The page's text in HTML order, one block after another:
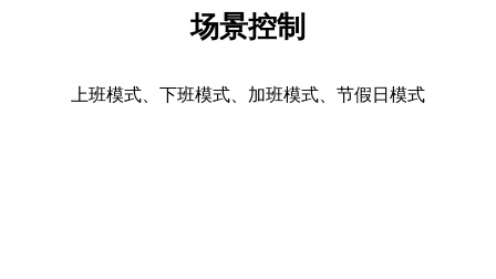
场景控制
上班模式、下班模式、加班模式、节假日模式